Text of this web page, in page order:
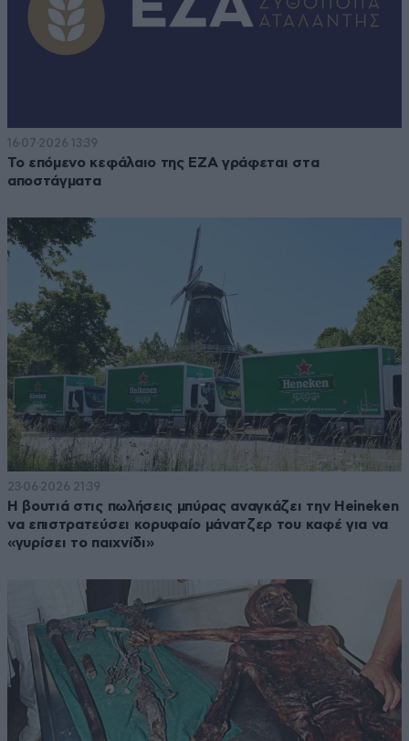
16·07·2026 13:39
Το επόμενο κεφάλαιο της ΕΖΑ γράφεται στα
αποστάγματα
23·06·2026 21:39
Η βουτιά στις πωλήσεις μπύρας αναγκάζει την Heineken
να επιστρατεύσει κορυφαίο μάνατζερ του καφέ για να
«γυρίσει το παιχνίδι»